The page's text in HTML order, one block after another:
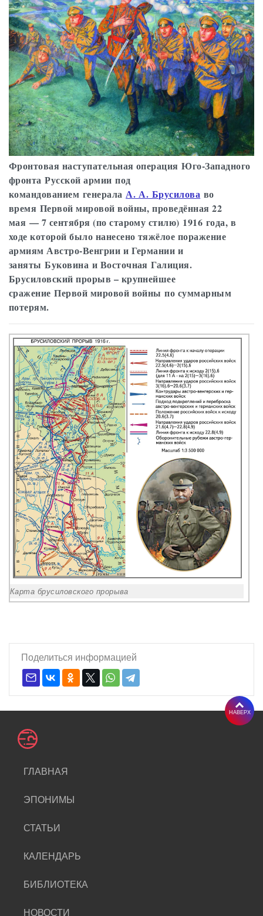
Фронтовая наступательная операция Юго-Западного
фронта Русской армии под
командованием генералаА. А. Брусилова во
время Первой мировой войны, проведённая 22
мая — 7 сентября (по старому стилю) 1916 года, в
ходе которой было нанесено тяжёлое поражение
армиям Австро-Венгрии и Германии и
заняты Буковина и Восточная Галиция.
Брусиловский прорыв – крупнейшее
сражение Первой мировой войны по суммарным
потерям.
Карта брусиловского прорыва
Поделиться информацией
ГЛАВНАЯ
ЭПОНИМЫ
СТАТЬИ
КАЛЕНДАРЬ
БИБЛИОТЕКА
НОВОСТИ
НАВЕРХ